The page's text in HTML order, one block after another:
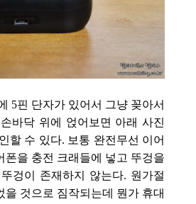
5핀 단자가 있어서 그냥 꽂아서
바닥 위에 얹어보면 아래 사진
할 수 있다. 보통 완전무선 이어
폰을 충전 크래들에 넣고 뚜겅을
겅이 존재하지 않는다. 원가절
을 것으로 짐작되는데 뭔가 휴대